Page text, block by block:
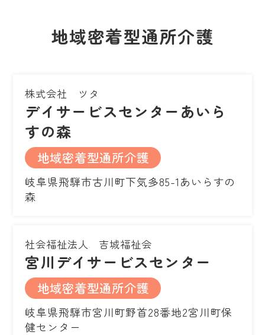
地域密着型通所介護
株式会社 ツタ
デイサービスセンターあいら
すの森
地域密着型通所介護
岐阜県飛騨市古川町下気多85-1あいらすの
森
社会福祉法人 吉城福祉会
宮川デイサービスセンター
地域密着型通所介護
岐阜県飛騨市宮川町野首28番地2宮川町保
健センター